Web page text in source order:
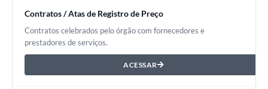
Contratos / Atas de Registro de Preço
Contratos celebrados pelo órgão com fornecedores e
prestadores de serviços.
ACESSAR